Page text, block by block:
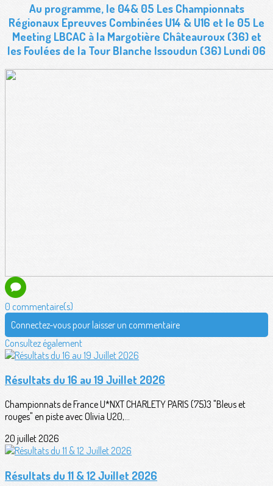
Au programme, le 04& 05 Les Championnats
Régionaux Epreuves Combinées U14 & U16 et le 05 Le
Meeting LBCAC à la Margotière Châteauroux (36) et
les Foulées de la Tour Blanche Issoudun (36) Lundi 06
0 commentaire(s)
Connectez-vous pour laisser un commentaire
Consultez également
Résultats du 16 au 19 Juillet 2026
Championnats de France U*NXT CHARLETY PARIS (75)3 "Bleus et
rouges" en piste avec Olivia U20,...
20 juillet 2026
Résultats du 11 & 12 Juillet 2026